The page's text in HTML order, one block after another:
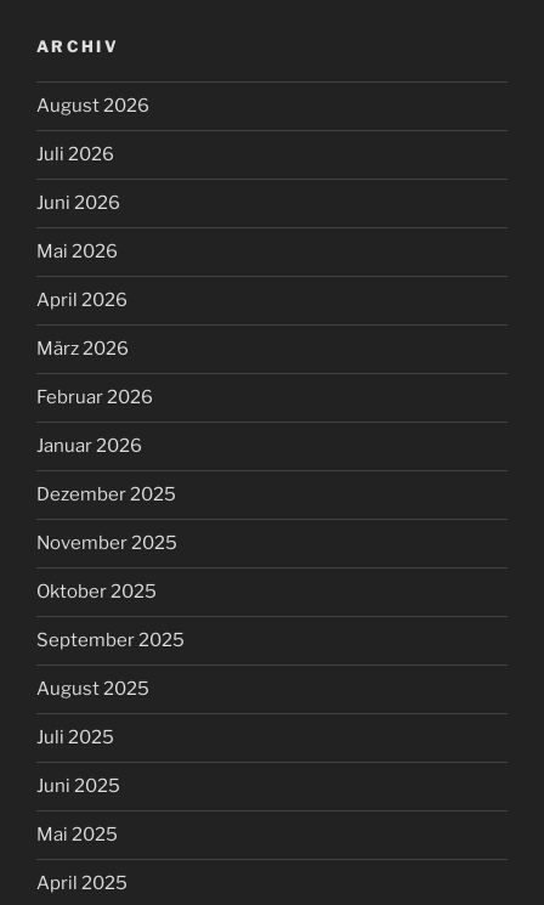
ARCHIV
August 2026
Juli 2026
Juni 2026
Mai 2026
April 2026
März 2026
Februar 2026
Januar 2026
Dezember 2025
November 2025
Oktober 2025
September 2025
August 2025
Juli 2025
Juni 2025
Mai 2025
April 2025